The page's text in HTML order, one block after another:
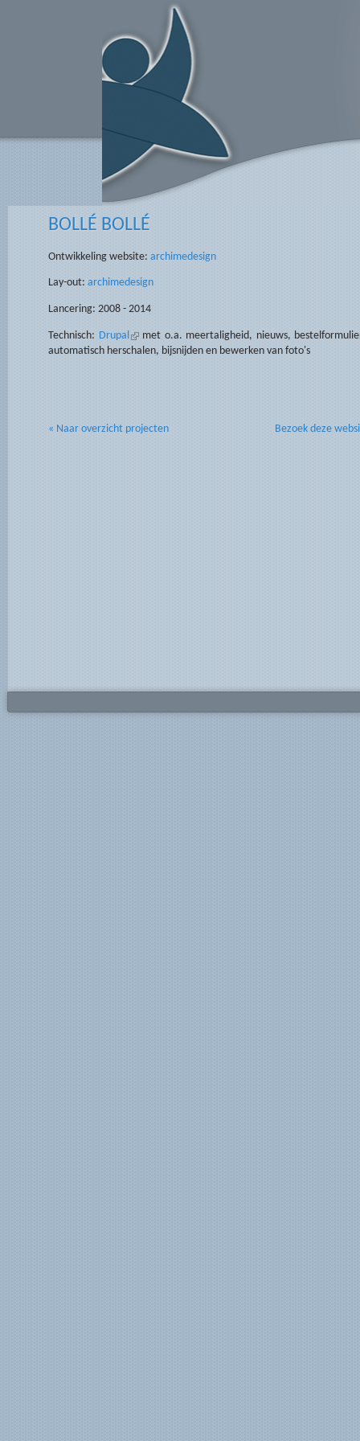
Overslaan en naar de algemene inhoud gaan
BOLLÉ BOLLÉ
Ontwikkeling website: archimedesign
Lay-out: archimedesign
Lancering: 2008 - 2014
Technisch: Drupal (externe link)
met o.a. meertaligheid, nieuws,
automatisch herschalen, bijsnijden en bewerken van foto's
« Naar overzicht projecten Bezoek deze